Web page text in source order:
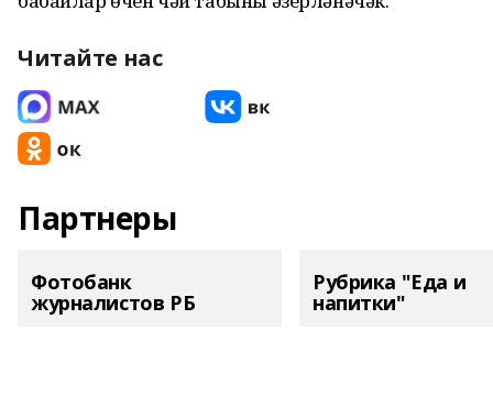
Читайте нас
Партнеры
Фотобанк
журналистов РБ
Рубрика "Еда и
напитки"